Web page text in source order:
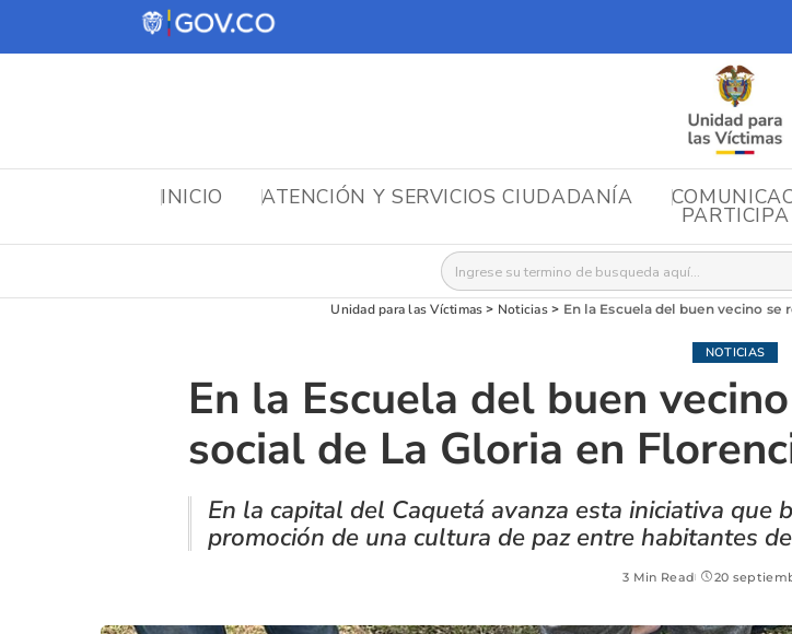
INICIO ATENCIÓN Y SERVICIOS CIUDADANÍA
PARTICIPA
Buscar:
Unidad para las Víctimas > Noticias> En la Escuela del buen vecino
NOTICIAS
En la Escuela del buen
social de La Gloria en
En la capital del Caquetá avanza esta iniciativa que
promoción de una cultura de paz entre habitantes
3 Min Read 20